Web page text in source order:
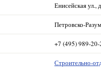
Енисейская ул.,
Петровско-
+7 (495) 989-20-
Строительно-